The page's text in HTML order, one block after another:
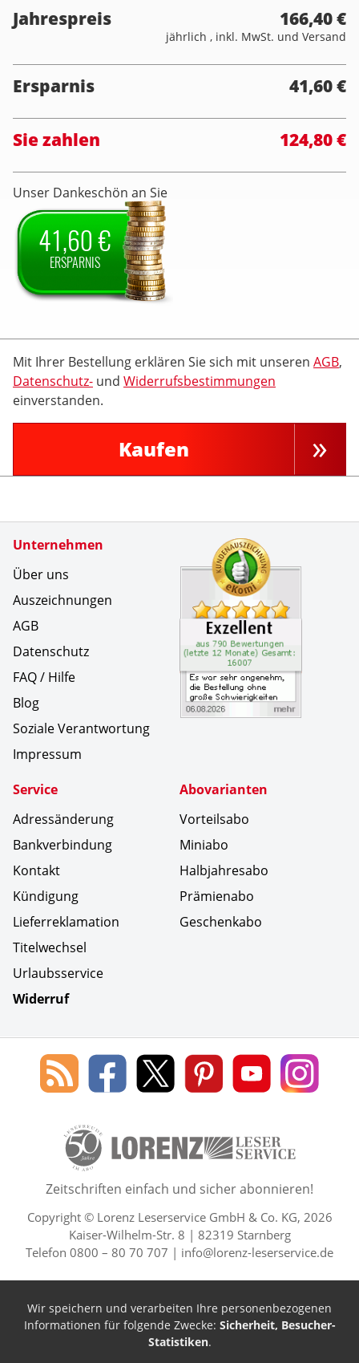
Jahrespreis 166,40 €
jährlich , inkl. MwSt. und Versand
Ersparnis 41,60 €
Sie zahlen 124,80 €
Unser Dankeschön an Sie
41,60 €
ERSPARNIS
Mit Ihrer Bestellung erklären Sie sich mit unseren AGB,
Datenschutz- und Widerrufsbestimmungen
einverstanden.
Kaufen
Unternehmen
Über uns
Auszeichnungen
AGB
Datenschutz
FAQ / Hilfe
Blog
Soziale Verantwortung
Impressum
Service
Adressänderung
Bankverbindung
Kontakt
Kündigung
Lieferreklamation
Titelwechsel
Urlaubsservice
Widerruf
Abovarianten
Vorteilsabo
Miniabo
Halbjahresabo
Prämienabo
Geschenkabo
Zertifikate
Social Media
Blog
des
Leserservice
Lorenz
Leserservice
Lorenz
Leserservice
Lorenz
Leserservice
Lorenz
Leserservice
Lorenz
50 Lesefreude im Abo Jahre
Zeitschriften einfach und sicher abonnieren!
Copyright © Lorenz Leserservice GmbH & Co. KG, 2026
Kaiser-Wilhelm-Str. 8 | 82319 Starnberg
Telefon 0800 – 80 70 707 | info@lorenz-leserservice.de
Wir speichern und verarbeiten Ihre personenbezogenen
Informationen für folgende Zwecke: Sicherheit, Besucher-
Statistiken.